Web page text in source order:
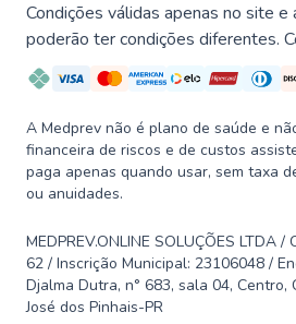
Condições válidas apenas no site e
poderão ter condições diferentes.
A Medprev não é plano de saúde e
financeira de riscos e de custos
paga apenas quando usar, sem taxa
ou anuidades.
MEDPREV.ONLINE SOLUÇÕES LTDA /
62 / Inscrição Municipal: 23106048 /
Djalma Dutra, n° 683, sala 04, Centro,
José dos Pinhais-PR